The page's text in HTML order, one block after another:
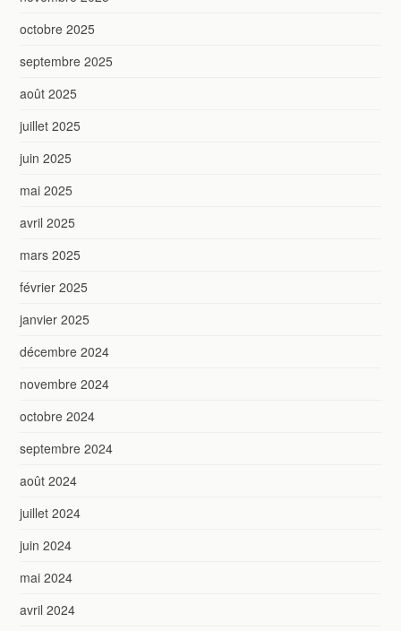
octobre 2025
septembre 2025
août 2025
juillet 2025
juin 2025
mai 2025
avril 2025
mars 2025
février 2025
janvier 2025
décembre 2024
novembre 2024
octobre 2024
septembre 2024
août 2024
juillet 2024
juin 2024
mai 2024
avril 2024